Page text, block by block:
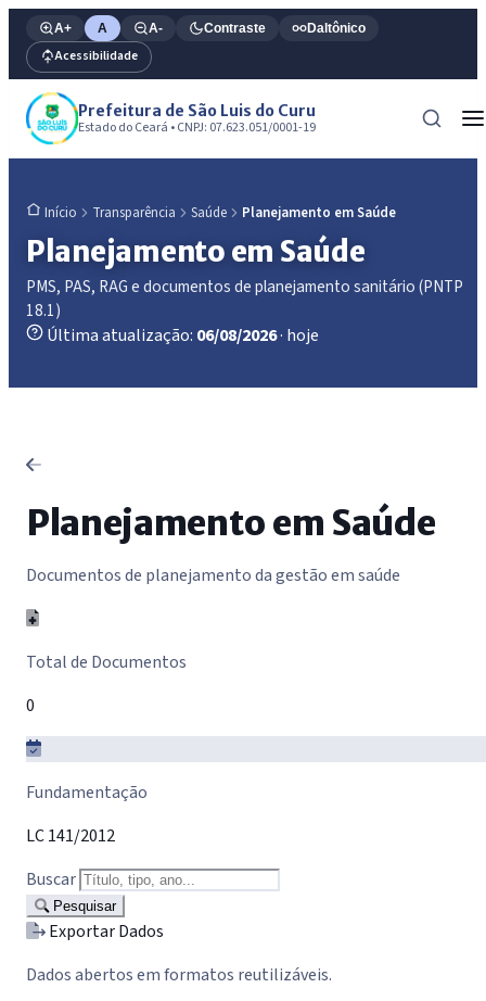
A+ A A- Contraste Daltônico
Acessibilidade
Prefeitura de São Luis do Curu
Estado do Ceará • CNPJ: 07.623.051/0001-19
Início Transparência Saúde Planejamento em Saúde
Planejamento em Saúde
PMS, PAS, RAG e documentos de planejamento sanitário (PNTP
18.1)
Última atualização: 06/08/2026· hoje
Planejamento em Saúde
Documentos de planejamento da gestão em saúde
Total de Documentos
0
Fundamentação
LC 141/2012
Buscar
Pesquisar
Exportar Dados
Dados abertos em formatos reutilizáveis.